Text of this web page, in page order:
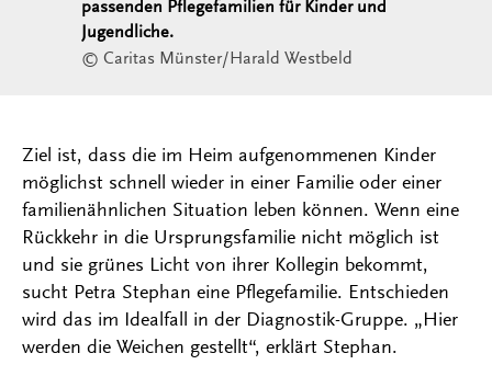
passenden Pflegefamilien für Kinder und
Jugendliche.
© Caritas Münster/Harald Westbeld
Ziel ist, dass die im Heim aufgenommenen Kinder
möglichst schnell wieder in einer Familie oder einer
familienähnlichen Situation leben können. Wenn eine
Rückkehr in die Ursprungsfamilie nicht möglich ist
und sie grünes Licht von ihrer Kollegin bekommt,
sucht Petra Stephan eine Pflegefamilie. Entschieden
wird das im Idealfall in der Diagnostik-Gruppe. „Hier
werden die Weichen gestellt“, erklärt Stephan.